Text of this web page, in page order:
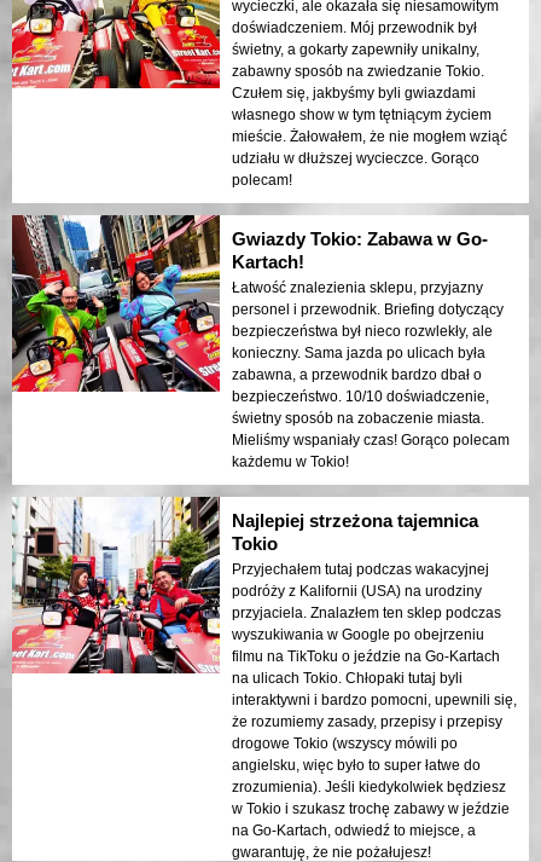
wycieczki, ale okazała się niesamowitym
doświadczeniem. Mój przewodnik był
świetny, a gokarty zapewniły unikalny,
zabawny sposób na zwiedzanie Tokio.
Czułem się, jakbyśmy byli gwiazdami
własnego show w tym tętniącym życiem
mieście. Żałowałem, że nie mogłem wziąć
udziału w dłuższej wycieczce. Gorąco
polecam!
Gwiazdy Tokio: Zabawa w Go-
Kartach!
Łatwość znalezienia sklepu, przyjazny
personel i przewodnik. Briefing dotyczący
bezpieczeństwa był nieco rozwlekły, ale
konieczny. Sama jazda po ulicach była
zabawna, a przewodnik bardzo dbał o
bezpieczeństwo. 10/10 doświadczenie,
świetny sposób na zobaczenie miasta.
Mieliśmy wspaniały czas! Gorąco polecam
każdemu w Tokio!
Najlepiej strzeżona tajemnica
Tokio
Przyjechałem tutaj podczas wakacyjnej
podróży z Kalifornii (USA) na urodziny
przyjaciela. Znalazłem ten sklep podczas
wyszukiwania w Google po obejrzeniu
filmu na TikToku o jeździe na Go-Kartach
na ulicach Tokio. Chłopaki tutaj byli
interaktywni i bardzo pomocni, upewnili się,
że rozumiemy zasady, przepisy i przepisy
drogowe Tokio (wszyscy mówili po
angielsku, więc było to super łatwe do
zrozumienia). Jeśli kiedykolwiek będziesz
w Tokio i szukasz trochę zabawy w jeździe
na Go-Kartach, odwiedź to miejsce, a
gwarantuję, że nie pożałujesz!